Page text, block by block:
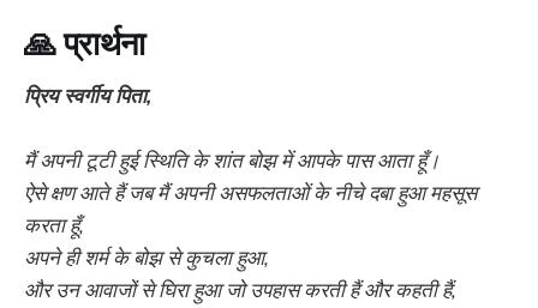
🙏प्रार्थना
प्रिय स्वर्गीय पिता,
मैं अपनी टूटी हुई स्थिति के शांत बोझ में आपके पास आता हूँ।
ऐसे क्षण आते हैं जब मैं अपनी असफलताओं के नीचे दबा हुआ महसूस
करता हूँ,
अपने ही शर्म के बोझ से कुचला हुआ,
और उन आवाजों से घिरा हुआ जो उपहास करती हैं और कहती हैं,